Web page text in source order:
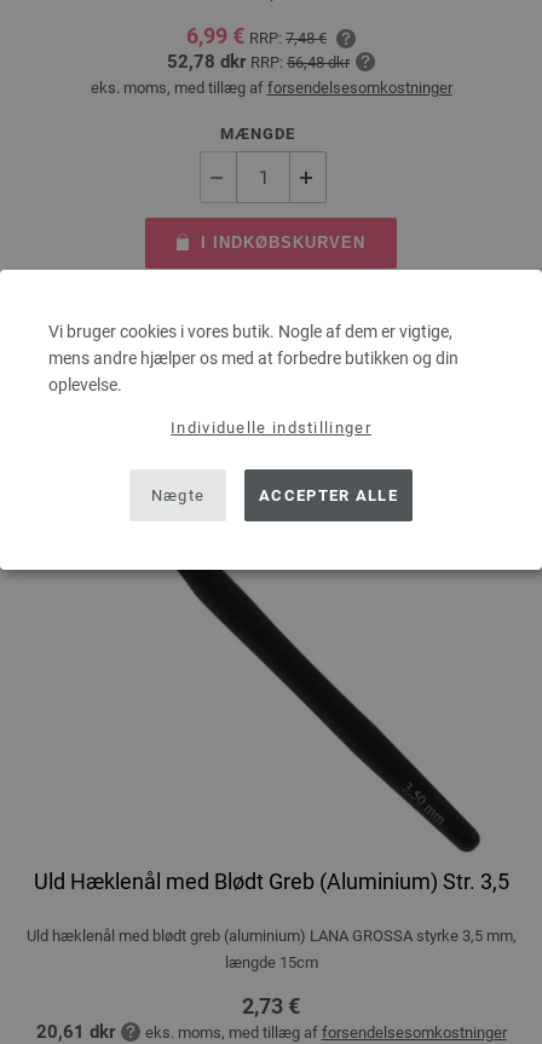
Vi bruger cookies i vores butik. Nogle af dem er vigtige,
mens andre hjælper os med at forbedre butikken og din
oplevelse.
Individuelle indstillinger
Nægte ACCEPTER ALLE
6,99 € RRP: 7,48 €
52,78 dkr RRP: 56,48 dkr
eks. moms, med tillæg af forsendelsesomkostninger
MÆNGDE
I INDKØBSKURVEN
Uld Hæklenål med Blødt Greb (Aluminium) Str. 3,5
Uld hæklenål med blødt greb (aluminium) LANA GROSSA styrke 3,5 mm,
længde 15cm
2,73 €
20,61 dkr eks. moms, med tillæg af forsendelsesomkostninger